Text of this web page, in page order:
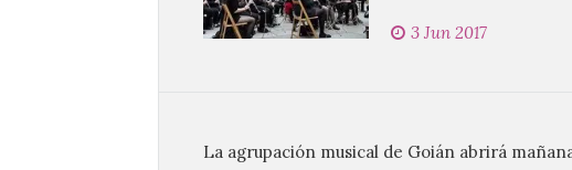
3 Jun 2017
La agrupación musical de Goián abrirá